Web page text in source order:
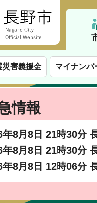
災害義援金 マイナンバ
情報
年8月8日 21時30分
年8月8日 21時30分
年8月8日 12時06分